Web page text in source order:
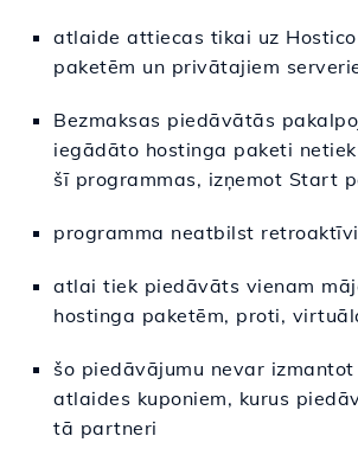
atlaide attiecas tikai uz
paketēm un privātajiem
Bezmaksas piedāvātās
iegādāto hostinga paketi
šī programmas, izņemot Start
programma neatbilst retroaktīvi
atlai tiek piedāvāts vienam
hostinga paketēm, proti,
šo piedāvājumu nevar
atlaides kuponiem, kurus
tā partneri